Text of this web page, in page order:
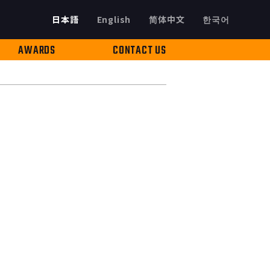
日本語 한국어
English 简体中文
AWARDS CONTACT US